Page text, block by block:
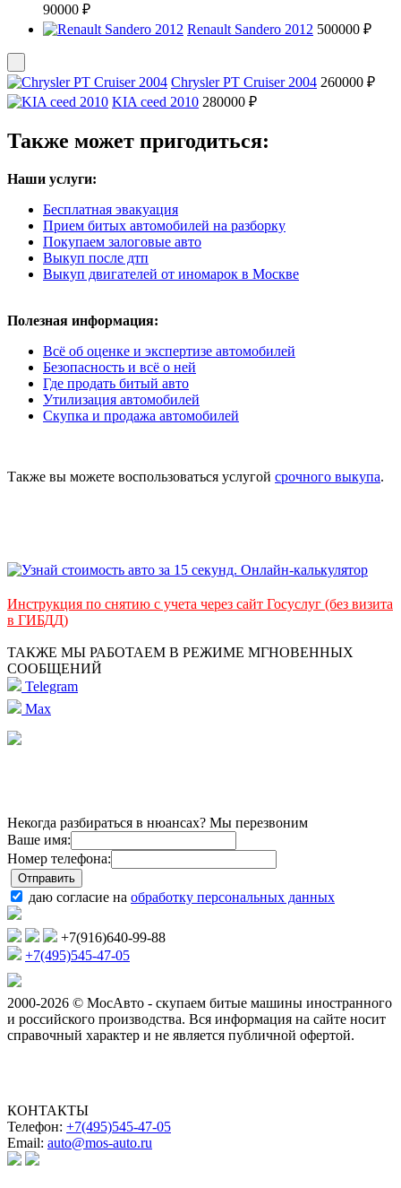
90000 ₽
Renault Sandero 2012 500000 ₽
Chrysler PT Cruiser 2004 260000 ₽
KIA ceed 2010 280000 ₽
Также может пригодиться:
Наши услуги:
Бесплатная эвакуация
Прием битых автомобилей на разборку
Покупаем залоговые авто
Выкуп после дтп
Выкуп двигателей от иномарок в Москве
Полезная информация:
Всё об оценке и экспертизе автомобилей
Безопасность и всё о ней
Где продать битый авто
Утилизация автомобилей
Скупка и продажа автомобилей
Также вы можете воспользоваться услугой срочного выкупа.
Инструкция по снятию с учета через сайт Госуслуг (без визита
в ГИБДД)
ТАКЖЕ МЫ РАБОТАЕМ В РЕЖИМЕ МГНОВЕННЫХ
СООБЩЕНИЙ
Telegram
Max
Некогда разбираться в нюансах? Мы перезвоним
Ваше имя:
Номер телефона:
даю согласие на обработку персональных данных
+7(916)640-99-88
+7(495)545-47-05
2000-2026 © МосАвто - скупаем битые машины иностранного
и российского производства. Вся информация на сайте носит
справочный характер и не является публичной офертой.
КОНТАКТЫ
Телефон: +7(495)545-47-05
Email: auto@mos-auto.ru